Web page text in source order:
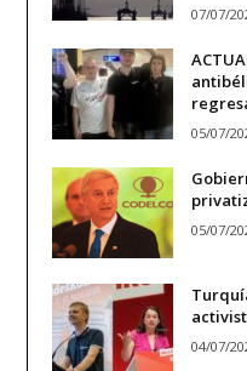
07/07/
05/07/
05/07/
04/07/